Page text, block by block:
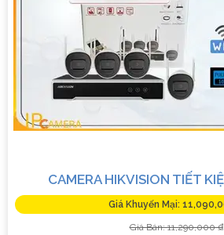
CAMERA HIKVISION TIẾT
Giá Khuyến Mại:
Giá Bán: 11,290,000 ₫